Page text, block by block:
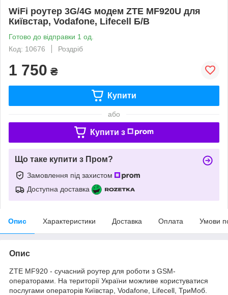
WiFi роутер 3G/4G модем ZTE MF920U для
Київстар, Vodafone, Lifecell Б/В
Готово до відправки 1 од.
Код: 10676
Роздріб
1 750 ₴
Купити
або
Купити з
Що таке купити з Пром?
Замовлення під захистом
Доступна доставка
Опис Характеристики Доставка Оплата Умови
Опис
ZTE MF920 - сучасний роутер для роботи з GSM-
операторами. На території України можливе користуватися
послугами операторів Київстар, Vodafone, Lifecell, ТриМоб.